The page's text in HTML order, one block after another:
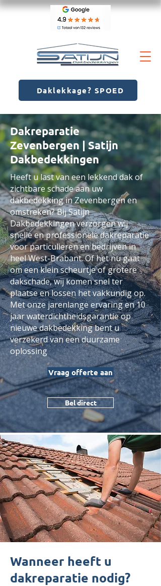
Daklekkage? SPOED
Dakreparatie
Zevenbergen | Satijn
Dakbedekkingen
Heeft u last van een lekkend dak of
zichtbare schade aan uw
dakbedekking in Zevenbergen en
omstreken? Bij Satijn
Dakbedekkingen verzorgen wij
snelle en professionele dakreparatie
voor particulieren en bedrijven in
heel West-Brabant. Of het nu gaat
om een klein scheurtje of grotere
dakschade, wij komen snel ter
plaatse en lossen het vakkundig op.
Met onze jarenlange ervaring en 10
jaar waterdichtheidsgarantie op
nieuwe dakbedekking bent u
verzekerd van een duurzame
oplossing
Vraag offerte aan
Bel direct
Wanneer heeft u
dakreparatie nodig?